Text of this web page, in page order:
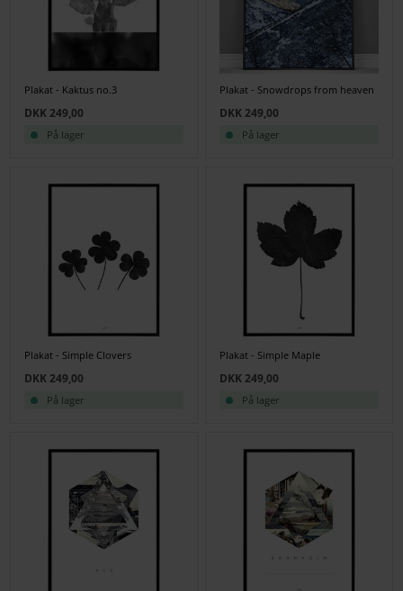
Plakat - Kaktus no.3
DKK 249,00
På lager
Plakat - Snowdrops from heaven
DKK 249,00
På lager
Plakat - Simple Clovers
DKK 249,00
På lager
Plakat - Simple Maple
DKK 249,00
På lager